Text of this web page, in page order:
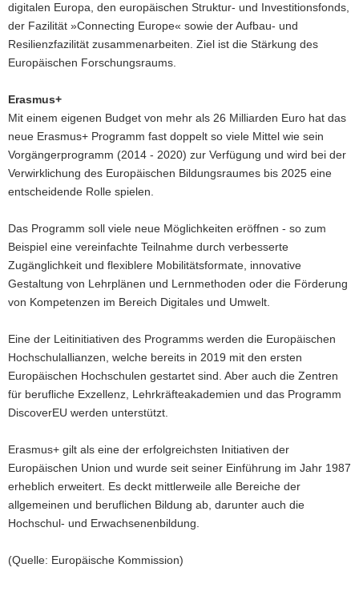
digitalen Europa, den europäischen Struktur- und Investitionsfonds,
der Fazilität »Connecting Europe« sowie der Aufbau- und
Resilienzfazilität zusammenarbeiten. Ziel ist die Stärkung des
Europäischen Forschungsraums.
Erasmus+
Mit einem eigenen Budget von mehr als 26 Milliarden Euro hat das
neue Erasmus+ Programm fast doppelt so viele Mittel wie sein
Vorgängerprogramm (2014 - 2020) zur Verfügung und wird bei der
Verwirklichung des Europäischen Bildungsraumes bis 2025 eine
entscheidende Rolle spielen.
Das Programm soll viele neue Möglichkeiten eröffnen - so zum
Beispiel eine vereinfachte Teilnahme durch verbesserte
Zugänglichkeit und flexiblere Mobilitätsformate, innovative
Gestaltung von Lehrplänen und Lernmethoden oder die Förderung
von Kompetenzen im Bereich Digitales und Umwelt.
Eine der Leitinitiativen des Programms werden die Europäischen
Hochschulallianzen, welche bereits in 2019 mit den ersten
Europäischen Hochschulen gestartet sind. Aber auch die Zentren
für berufliche Exzellenz, Lehrkräfteakademien und das Programm
DiscoverEU werden unterstützt.
Erasmus+ gilt als eine der erfolgreichsten Initiativen der
Europäischen Union und wurde seit seiner Einführung im Jahr 1987
erheblich erweitert. Es deckt mittlerweile alle Bereiche der
allgemeinen und beruflichen Bildung ab, darunter auch die
Hochschul- und Erwachsenenbildung.
(Quelle: Europäische Kommission)